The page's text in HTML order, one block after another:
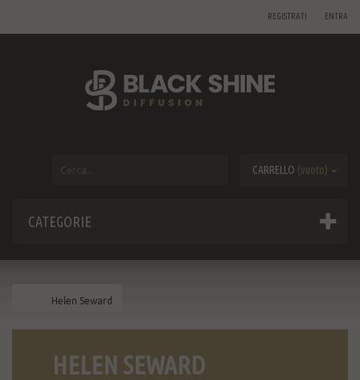
ENTRA
REGISTRATI
CARRELLO (vuoto)
CATEGORIE
Helen Seward
HELEN SEWARD